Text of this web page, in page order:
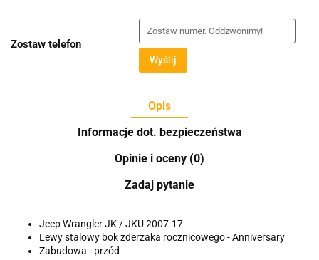
Zostaw telefon
Wyślij
Opis
Informacje dot. bezpieczeństwa
Opinie i oceny (0)
Zadaj pytanie
Jeep Wrangler JK / JKU 2007-17
Lewy stalowy bok zderzaka rocznicowego - Anniversary
Zabudowa - przód